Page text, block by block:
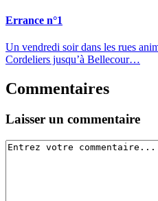
Errance n°1
Un vendredi soir dans les rues
Cordeliers jusqu’à Bellecour…
Commentaires
Laisser un commentaire